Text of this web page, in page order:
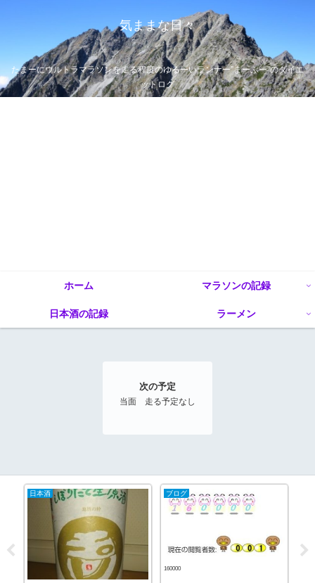
気ままな日々
たまーにウルトラマラソンを走る程度のゆるーいランナー”まーぶー”のダイエ
ットログ
ホーム マラソンの記録
日本酒の記録 ラーメン
次の予定
当面 走る予定なし
日本酒 ブログ
160000